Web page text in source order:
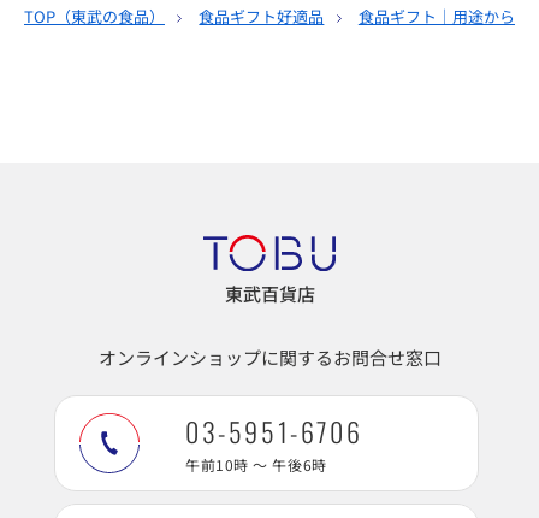
TOP（東武の食品） 食品ギフト好適品 食品ギフト｜用途から選
東武百貨店
オンラインショップに関するお問合せ窓口
03-5951-6706
午前10時 ～ 午後6時